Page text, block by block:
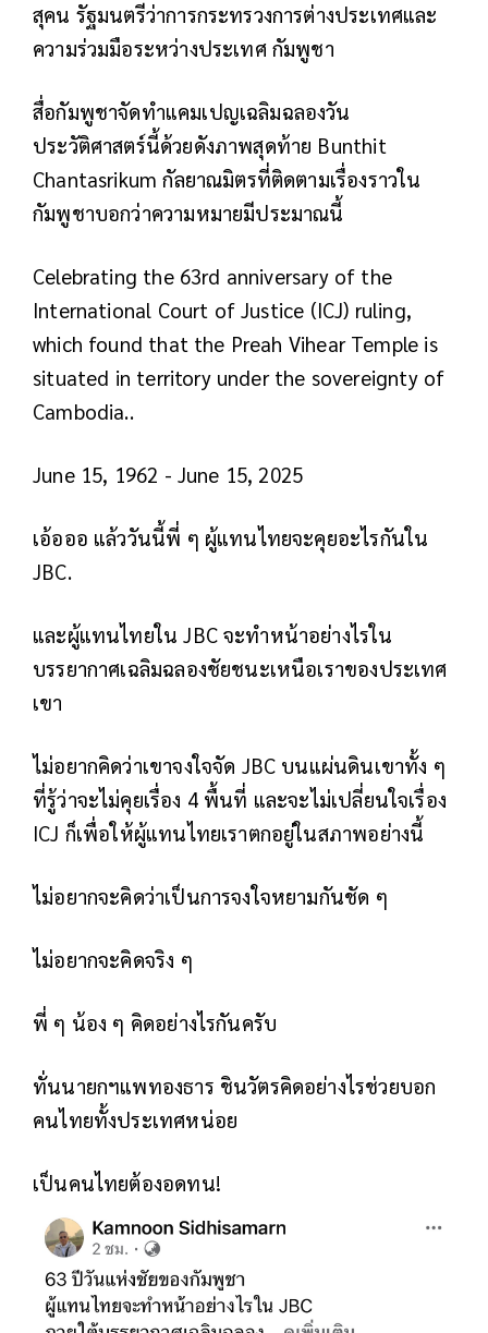
สุคน รัฐมนตรีว่าการกระทรวงการต่างประเทศและ
ความร่วมมือระหว่างประเทศ กัมพูชา
สื่อกัมพูชาจัดทำแคมเปญเฉลิมฉลองวัน
ประวัติศาสตร์นี้ด้วยดังภาพสุดท้าย Bunthit
Chantasrikum กัลยาณมิตรที่ติดตามเรื่องราวใน
กัมพูชาบอกว่าความหมายมีประมาณนี้
Celebrating the 63rd anniversary of the
International Court of Justice (ICJ) ruling,
which found that the Preah Vihear Temple is
situated in territory under the sovereignty of
Cambodia..
June 15, 1962 - June 15, 2025
เอ้อออ แล้ววันนี้พี่ ๆ ผู้แทนไทยจะคุยอะไรกันใน
JBC.
และผู้แทนไทยใน JBC จะทำหน้าอย่างไรใน
บรรยากาศเฉลิมฉลองชัยชนะเหนือเราของประเทศ
เขา
ไม่อยากคิดว่าเขาจงใจจัด JBC บนแผ่นดินเขาทั้ง ๆ
ที่รู้ว่าจะไม่คุยเรื่อง 4 พื้นที่ และจะไม่เปลี่ยนใจเรื่อง
ICJ ก็เพื่อให้ผู้แทนไทยเราตกอยู่ในสภาพอย่างนี้
ไม่อยากจะคิดว่าเป็นการจงใจหยามกันชัด ๆ
ไม่อยากจะคิดจริง ๆ
พี่ ๆ น้อง ๆ คิดอย่างไรกันครับ
ทั่นนายกฯแพทองธาร ชินวัตรคิดอย่างไรช่วยบอก
คนไทยทั้งประเทศหน่อย
เป็นคนไทยต้องอดทน!